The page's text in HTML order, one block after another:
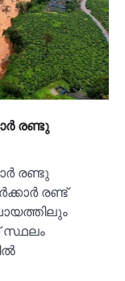
രണ്ടു
രണ്ടു
രണ്ട്
സ്ഥലം